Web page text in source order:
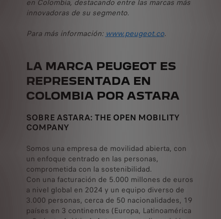
en Colombia, destacando entre las marcas más
innovadoras de su segmento.
Para más información: www.peugeot.co.
LA MARCA PEUGEOT ES
REPRESENTADA EN
COLOMBIA POR ASTARA
SOBRE ASTARA: THE OPEN MOBILITY
COMPANY
Somos una empresa de movilidad abierta, con
un enfoque centrado en las personas,
comprometida con la sostenibilidad.
Con una facturación de 5.000 millones de euros
a nivel global en 2024 y un equipo diverso de
3.000 personas, cerca de 50 nacionalidades, 19
países en 3 continentes (Europa, Latinoamérica